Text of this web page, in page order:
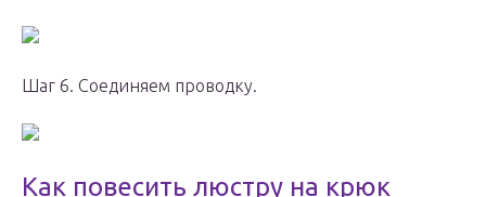
Шаг 6. Соединяем проводку.
Как повесить люстру на крюк